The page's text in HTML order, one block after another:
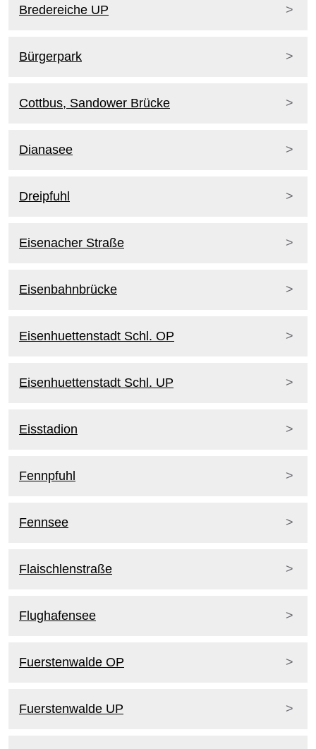
Bredereiche UP
Bürgerpark
Cottbus, Sandower Brücke
Dianasee
Dreipfuhl
Eisenacher Straße
Eisenbahnbrücke
Eisenhuettenstadt Schl. OP
Eisenhuettenstadt Schl. UP
Eisstadion
Fennpfuhl
Fennsee
Flaischlenstraße
Flughafensee
Fuerstenwalde OP
Fuerstenwalde UP